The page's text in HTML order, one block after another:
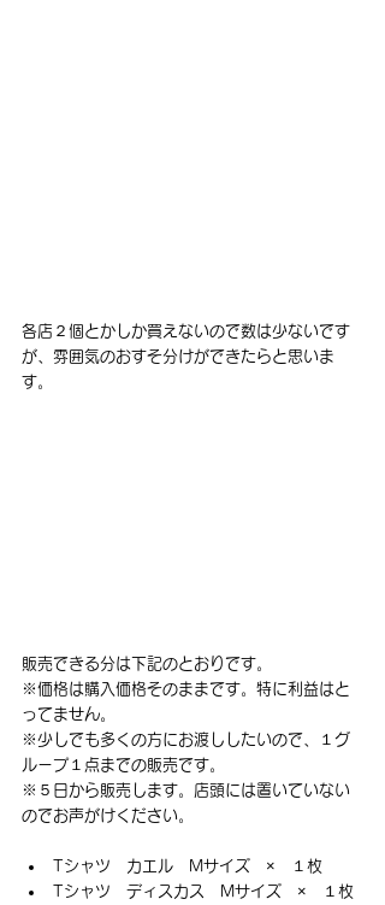
各店２個とかしか買えないので数は少ないです
が、雰囲気のおすそ分けができたらと思いま
す。
販売できる分は下記のとおりです。
※価格は購入価格そのままです。特に利益はと
ってません。
※少しでも多くの方にお渡ししたいので、１グ
ループ１点までの販売です。
※５日から販売します。店頭には置いていない
のでお声がけください。
Tシャツ　カエル　Mサイズ　×　１枚
Tシャツ　ディスカス　Mサイズ　×　１枚